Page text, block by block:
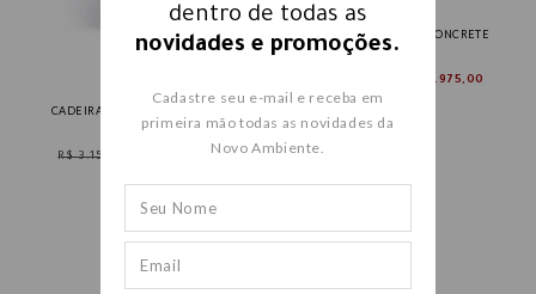
CADEIRA COLIBRI COM BRAÇO
R$ 3.159,00 R$ 2.251,00
CADEIRA CHAIR ONE CONCRETE
R$ 9.975,00
dentro de todas as
novidades e promoções.
Cadastre seu e-mail e receba em
primeira mão todas as novidades da
Novo Ambiente.